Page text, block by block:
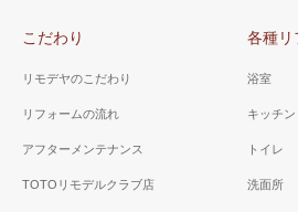
こだわり
リモデヤのこだわり
リフォームの流れ
アフターメンテナンス
TOTOリモデルクラブ店
各種リ
浴室
キッチン
トイレ
洗面所